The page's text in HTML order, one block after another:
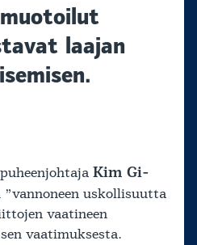
laajan
Kim Gi-
uskollisuutta
vaatineen
vaatimuksesta.